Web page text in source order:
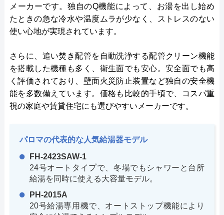
メーカーです。独自のQ機能によって、お湯を出し始め
たときの急な冷水や温度ムラが少なく、ストレスのない
使い心地が実現されています。
さらに、追い焚き配管を自動洗浄する配管クリーン機能
を搭載した機種も多く、衛生面でも安心。安全面でも高
く評価されており、壁面火災防止装置など独自の安全機
能を多数備えています。価格も比較的手頃で、コスパ重
視の家庭や賃貸住宅にも選びやすいメーカーです。
パロマの代表的な人気給湯器モデル
FH-2423SAW-1
24号オートタイプで、冬場でもシャワーと台所
給湯を同時に使える大容量モデル。
PH-2015A
20号給湯専用機で、オートストップ機能により